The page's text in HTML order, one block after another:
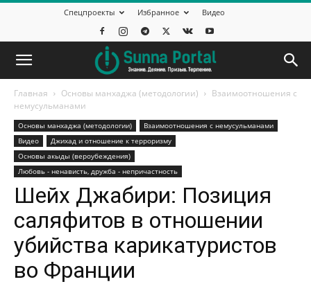
Спецпроекты Избранное Видео
Главная Основы манхаджа (методологии)
Взаимоотношения с
немусульманами
Основы манхаджа (методологии)
Взаимоотношения с немусульманами
Видео
Джихад и отношение к терроризму
Основы акыды (вероубеждения)
Любовь - ненависть, дружба - непричастность
Шейх Джабири: Позиция
саляфитов в отношении
убийства карикатуристов
во Франции